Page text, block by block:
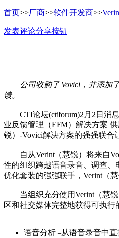
首页>>厂商>>软件开发商>>
发表评论分享按钮
公司收购了 Vovici，并添加
馈。
CTI论坛(ctiforum)2月2日消息
业反馈管理（EFM）解决方案
锐）-Vovici解决方案的强强联合
自从Verint（慧锐）将来自
性的组织跨越语音录音、调查、
优化套装的强强联手，Verint（
当组织充分使用Verint（慧锐
区和社交媒体完整地获得可执行
语音分析 –从语音录音中